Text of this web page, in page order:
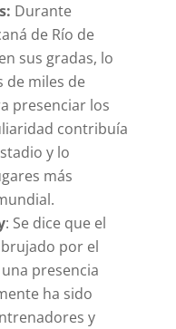
Durante
de Río de
sus gradas, lo
de miles de
presenciar los
contribuía
y lo
más
: Se dice que el
por el
presencia
ha sido
y